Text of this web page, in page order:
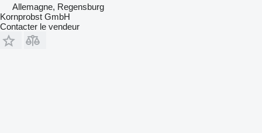
Allemagne, Regensburg
Kornprobst GmbH
Contacter le vendeur